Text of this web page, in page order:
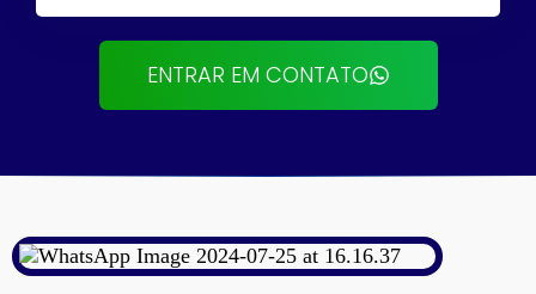
ENTRAR EM CONTATO